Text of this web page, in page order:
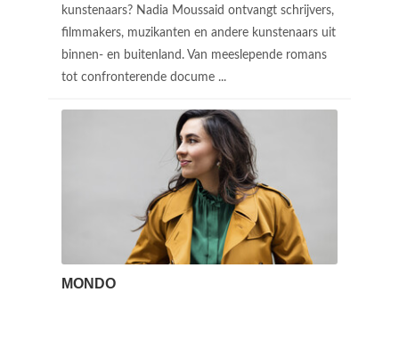
kunstenaars? Nadia Moussaid ontvangt schrijvers,
filmmakers, muzikanten en andere kunstenaars uit
binnen- en buitenland. Van meeslepende romans
tot confronterende docume ...
MONDO